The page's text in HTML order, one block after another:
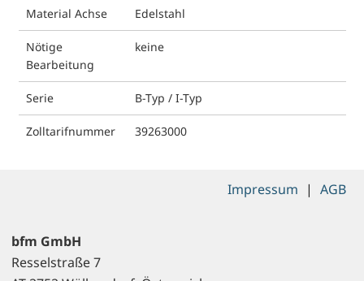
Material Achse Edelstahl
Nötige
Bearbeitung
keine
Serie B-Typ / I-Typ
Zolltarifnummer 39263000
bfm GmbH
Resselstraße 7
Impressum | AGB